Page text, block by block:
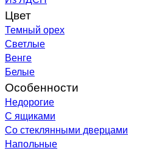
Цвет
Темный орех
Светлые
Венге
Белые
Особенности
Недорогие
С ящиками
Со стеклянными дверцами
Напольные